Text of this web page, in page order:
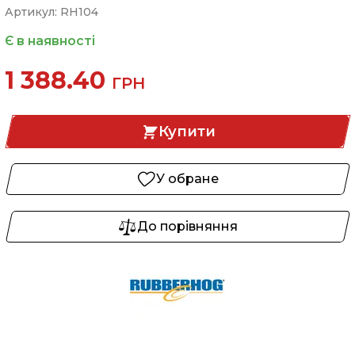
Артикул: RH104
Є в наявності
1 388.40 ГРН
Купити
У обране
До порівняння